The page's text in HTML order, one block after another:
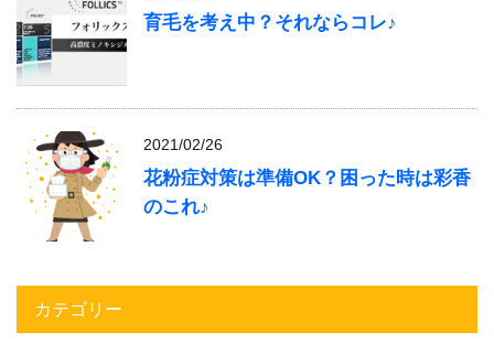
育毛を考え中？それならコレ♪
2021/02/26
花粉症対策は準備OK？困った時は彩香
のこれ♪
カテゴリー